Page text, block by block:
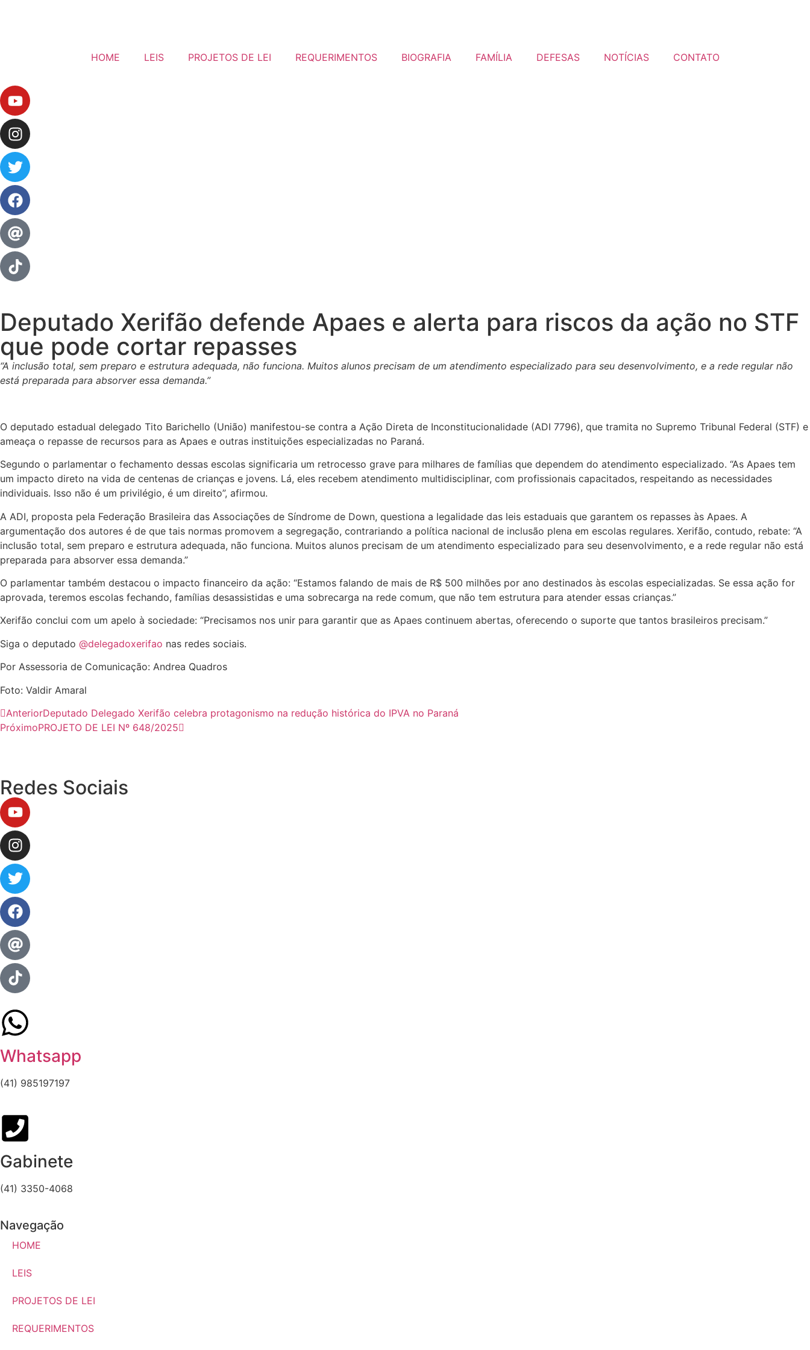
HOME LEIS PROJETOS DE LEI REQUERIMENTOS BIOGRAFIA FAMÍLIA DEFESAS NOTÍCIAS CONTATO
Deputado Xerifão defende Apaes e alerta para riscos da ação no STF
que pode cortar repasses
“A inclusão total, sem preparo e estrutura adequada, não funciona. Muitos alunos precisam de um atendimento especializado para seu desenvolvimento, e a rede regular não
está preparada para absorver essa demanda.”
O deputado estadual delegado Tito Barichello (União) manifestou-se contra a Ação Direta de Inconstitucionalidade (ADI 7796), que tramita no Supremo Tribunal Federal (STF) e
ameaça o repasse de recursos para as Apaes e outras instituições especializadas no Paraná.
Segundo o parlamentar o fechamento dessas escolas significaria um retrocesso grave para milhares de famílias que dependem do atendimento especializado. “As Apaes tem
um impacto direto na vida de centenas de crianças e jovens. Lá, eles recebem atendimento multidisciplinar, com profissionais capacitados, respeitando as necessidades
individuais. Isso não é um privilégio, é um direito”, afirmou.
A ADI, proposta pela Federação Brasileira das Associações de Síndrome de Down, questiona a legalidade das leis estaduais que garantem os repasses às Apaes. A
argumentação dos autores é de que tais normas promovem a segregação, contrariando a política nacional de inclusão plena em escolas regulares. Xerifão, contudo, rebate: “A
inclusão total, sem preparo e estrutura adequada, não funciona. Muitos alunos precisam de um atendimento especializado para seu desenvolvimento, e a rede regular não está
preparada para absorver essa demanda.”
O parlamentar também destacou o impacto financeiro da ação: “Estamos falando de mais de R$ 500 milhões por ano destinados às escolas especializadas. Se essa ação for
aprovada, teremos escolas fechando, famílias desassistidas e uma sobrecarga na rede comum, que não tem estrutura para atender essas crianças.”
Xerifão conclui com um apelo à sociedade: “Precisamos nos unir para garantir que as Apaes continuem abertas, oferecendo o suporte que tantos brasileiros precisam.”
Siga o deputado @delegadoxerifao nas redes sociais.
Por Assessoria de Comunicação: Andrea Quadros
Foto: Valdir Amaral
AnteriorDeputado Delegado Xerifão celebra protagonismo na redução histórica do IPVA no Paraná
PróximoPROJETO DE LEI Nº 648/2025
Redes Sociais
Whatsapp
(41) 985197197
Gabinete
(41) 3350-4068
Navegação
HOME
LEIS
PROJETOS DE LEI
REQUERIMENTOS